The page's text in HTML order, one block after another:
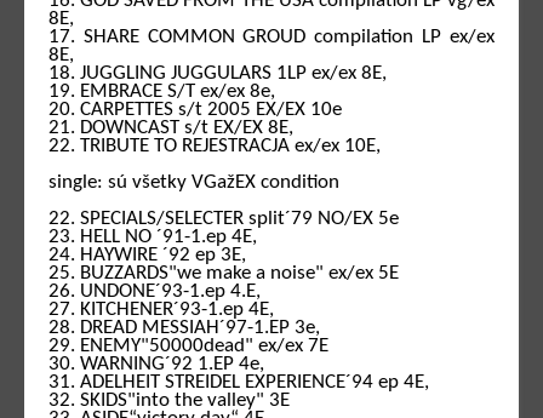
8E,
17. SHARE COMMON GROUD compilation LP ex/ex
8E,
18. JUGGLING JUGGULARS 1LP ex/ex 8E,
19. EMBRACE S/T ex/ex 8e,
20. CARPETTES s/t 2005 EX/EX 10e
21. DOWNCAST s/t EX/EX 8E,
22. TRIBUTE TO REJESTRACJA ex/ex 10E,
single: sú všetky VGažEX condition
22. SPECIALS/SELECTER split´79 NO/EX 5e
23. HELL NO ´91-1.ep 4E,
24. HAYWIRE ´92 ep 3E,
25. BUZZARDS"we make a noise" ex/ex 5E
26. UNDONE´93-1.ep 4.E,
27. KITCHENER´93-1.ep 4E,
28. DREAD MESSIAH´97-1.EP 3e,
29. ENEMY"50000dead" ex/ex 7E
30. WARNING´92 1.EP 4e,
31. ADELHEIT STREIDEL EXPERIENCE´94 ep 4E,
32. SKIDS"into the valley" 3E